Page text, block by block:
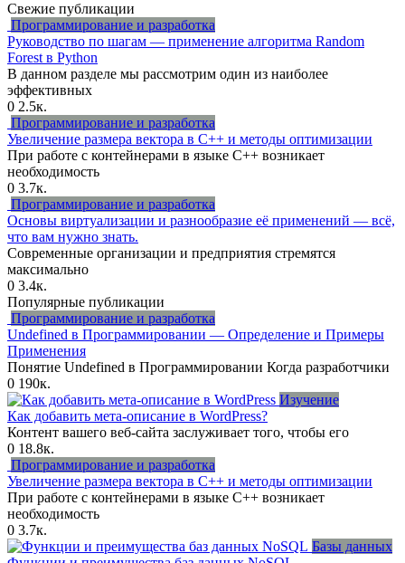
Свежие публикации
Программирование и разработка
Руководство по шагам — применение алгоритма Random
Forest в Python
В данном разделе мы рассмотрим один из наиболее
эффективных
0 2.5к.
Программирование и разработка
Увеличение размера вектора в C++ и методы оптимизации
При работе с контейнерами в языке C++ возникает
необходимость
0 3.7к.
Программирование и разработка
Основы виртуализации и разнообразие её применений — всё,
что вам нужно знать.
Современные организации и предприятия стремятся
максимально
0 3.4к.
Популярные публикации
Программирование и разработка
Undefined в Программировании — Определение и Примеры
Применения
Понятие Undefined в Программировании Когда разработчики
0 190к.
Изучение
Как добавить мета-описание в WordPress?
Контент вашего веб-сайта заслуживает того, чтобы его
0 18.8к.
Программирование и разработка
Увеличение размера вектора в C++ и методы оптимизации
При работе с контейнерами в языке C++ возникает
необходимость
0 3.7к.
Базы данных